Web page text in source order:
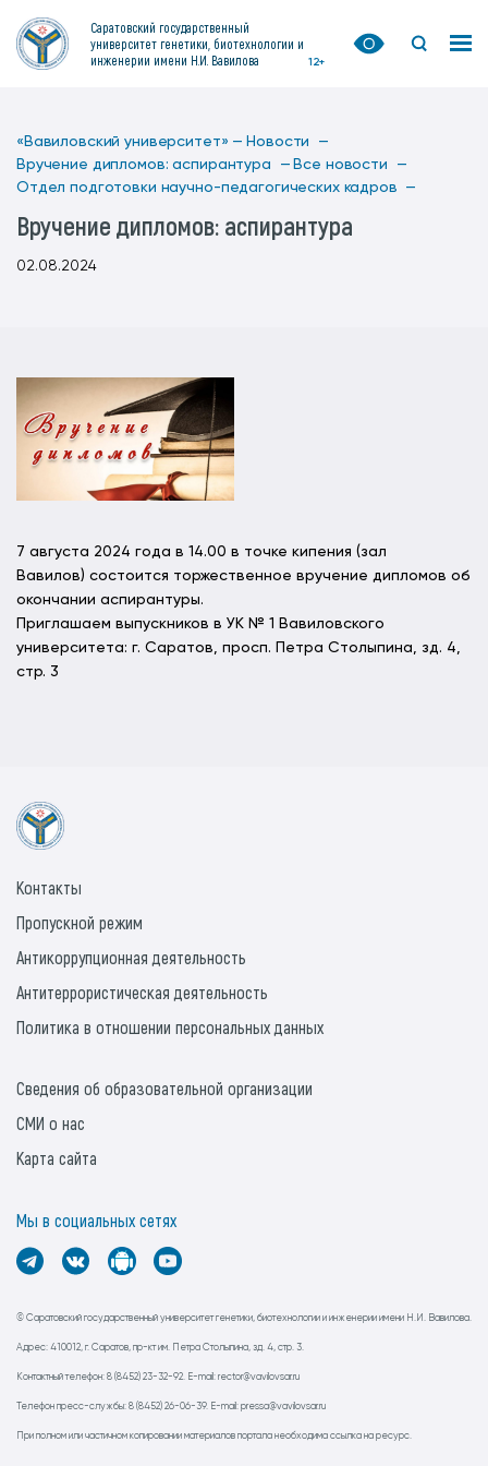
Саратовский государственный
университет генетики, биотехнологии и
инженерии имени Н.И. Вавилова
12+
«Вавиловский университет» — Новости —
Вручение дипломов: аспирантура — Все новости —
Отдел подготовки научно-педагогических кадров —
Вручение дипломов: аспирантура
02.08.2024
7 августа 2024 года в 14.00 в точке кипения (зал
Вавилов) состоится торжественное вручение дипломов об
окончании аспирантуры.
Приглашаем выпускников в УК № 1 Вавиловского
университета: г. Саратов, просп. Петра Столыпина, зд. 4,
стр. 3
© Саратовский государственный университет генетики, биотехнологии и инженерии имени Н.И. Вавилова.
Адрес: 410012, г. Саратов, пр-кт им. Петра Столыпина, зд. 4, стр. 3.
Контактный телефон: 8 (8452) 23-32-92. E-mail: rector@vavilovsar.ru
Телефон пресс-службы: 8 (8452) 26-06-39. E-mail: pressa@vavilovsar.ru
При полном или частичном копировании материалов портала необходима ссылка на ресурс.
Контакты
Пропускной режим
Антикоррупционная деятельность
Антитеррористическая деятельность
Политика в отношении персональных данных
Сведения об образовательной организации
СМИ о нас
Карта сайта
Мы в социальных сетях